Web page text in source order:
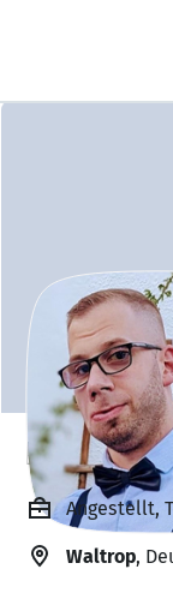
Pierre
Angestellt,
Waltrop,